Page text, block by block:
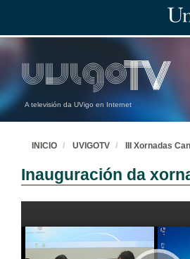
A televisión da UVigo en Internet
INICIO UVIGOTV III Xornadas
Inauguración da